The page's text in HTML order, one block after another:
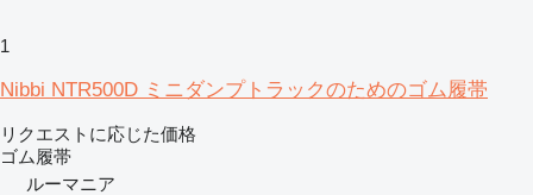
1
Nibbi NTR500D ミニダンプトラックのためのゴム履帯
リクエストに応じた価格
ゴム履帯
ルーマニア